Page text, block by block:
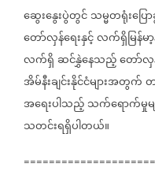
ဆွေးနွေးပွဲတွင်သမ္မတရုံးပြေ
တော်လှန်ရေးနှင့်လက်ရှိမြန်မာ့
လက်ရှိဆင်နွှဲနေသည့်တော်လှ
အိမ်နီးချင်းနိုင်ငံများအတွက်
အရေးပါသည့်သက်ရောက်မှုမျ
သတင်းရရှိပါတယ်။